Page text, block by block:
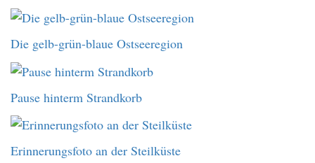
Die gelb-grün-blaue Ostseeregion
Pause hinterm Strandkorb
Erinnerungsfoto an der Steilküste